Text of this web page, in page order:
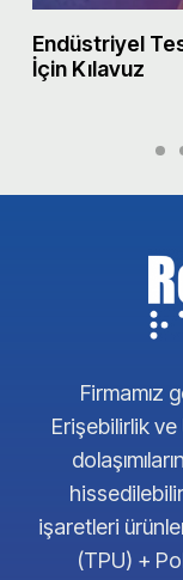
Endüstriyel
İçin Kılavuz
Firmamız
Erişebilirlik ve
işaretleri
(TPU) +